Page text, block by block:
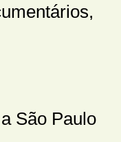
São Paulo